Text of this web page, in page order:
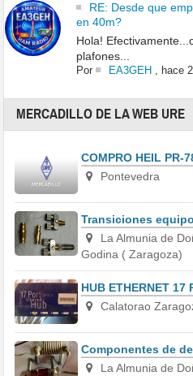
RE: Desde que
en 40m?
Hola!
plafones...
Por EA3GEH , hace
MERCADILLO DE LA WEB URE
COMPRO HEIL PR-
Pontevedra
Transiciones
La Almunia de
Godina ( Zaragoza)
HUB ETHERNET 17
Calatorao
Componentes de
La Almunia de